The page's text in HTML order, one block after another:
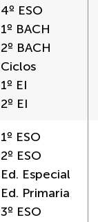
4º ESO
1º BACH
2º BACH
Ciclos
1º EI
2º EI
1º ESO
2º ESO
Ed. Especial
Ed. Primaria
3º ESO